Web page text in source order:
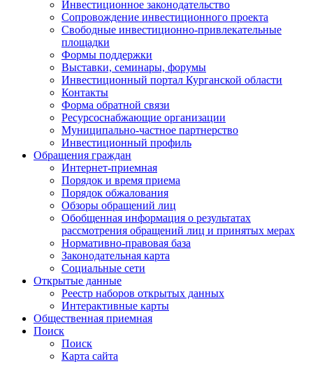
Инвестиционное законодательство
Сопровождение инвестиционного проекта
Свободные инвестиционно-привлекательные
площадки
Формы поддержки
Выставки, семинары, форумы
Инвестиционный портал Курганской области
Контакты
Форма обратной связи
Ресурсоснабжающие организации
Муниципально-частное партнерство
Инвестиционный профиль
Обращения граждан
Интернет-приемная
Порядок и время приема
Порядок обжалования
Обзоры обращений лиц
Обобщенная информация о результатах
рассмотрения обращений лиц и принятых мерах
Нормативно-правовая база
Законодательная карта
Социальные сети
Открытые данные
Реестр наборов открытых данных
Интерактивные карты
Общественная приемная
Поиск
Поиск
Карта сайта